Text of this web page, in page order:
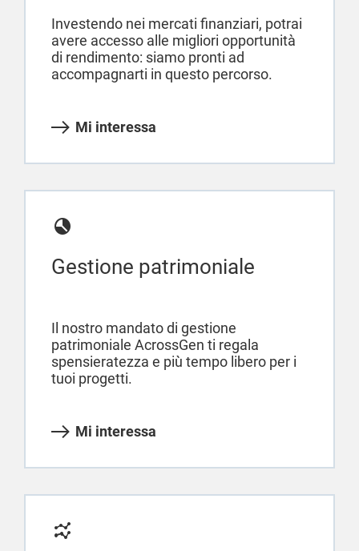
Investendo nei mercati finanziari, potrai
avere accesso alle migliori opportunità
di rendimento: siamo pronti ad
accompagnarti in questo percorso.
Mi interessa
Gestione patrimoniale
Il nostro mandato di gestione
patrimoniale AcrossGen ti regala
spensieratezza e più tempo libero per i
tuoi progetti.
Mi interessa